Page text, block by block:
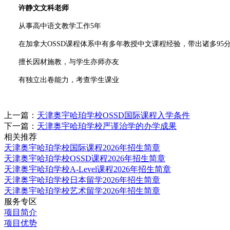
许静文文科老师
从事高中语文教学工作5年
在加拿大OSSD课程体系中有多年教授中文课程经验，带出诸多95
擅长因材施教，与学生亦师亦友
有独立出卷能力，考查学生课业
上一篇： 天津奥宇哈珀学校OSSD国际课程入学条件
下一篇： 天津奥宇哈珀学校严谨治学的办学成果
相关推荐
天津奥宇哈珀学校国际课程2026年招生简章
天津奥宇哈珀学校OSSD课程2026年招生简章
天津奥宇哈珀学校A-Level课程2026年招生简章
天津奥宇哈珀学校日本留学2026年招生简章
天津奥宇哈珀学校艺术留学2026年招生简章
服务专区
项目简介
项目优势